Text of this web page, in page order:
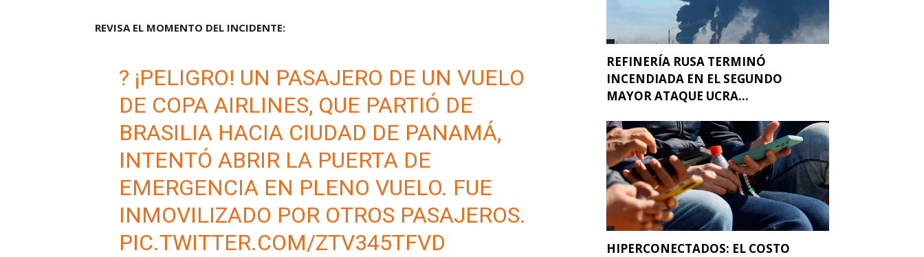
REVISA EL MOMENTO DEL INCIDENTE:
? ¡PELIGRO! UN PASAJERO DE UN VUELO
DE COPA AIRLINES, QUE PARTIÓ DE
BRASILIA HACIA CIUDAD DE PANAMÁ,
INTENTÓ ABRIR LA PUERTA DE
EMERGENCIA EN PLENO VUELO. FUE
INMOVILIZADO POR OTROS PASAJEROS.
PIC.TWITTER.COM/ZTV345TFVD
REFINERÍA RUSA TERMINÓ
INCENDIADA EN EL SEGUNDO
MAYOR ATAQUE UCRA...
HIPERCONECTADOS: EL COSTO